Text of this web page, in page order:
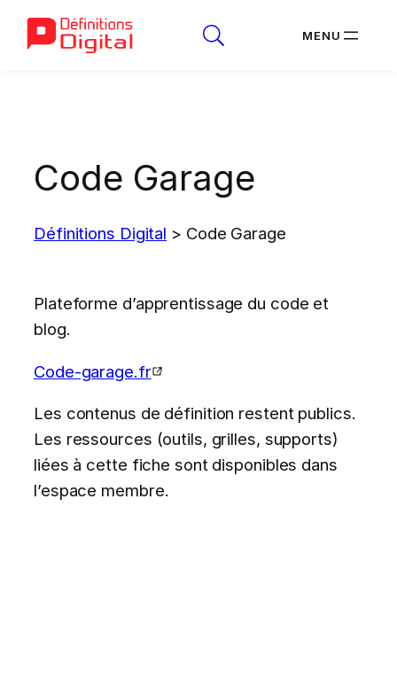
Code Garage
Définitions Digital > Code Garage
Plateforme d’apprentissage du code et
blog.
Code-garage.fr
Les contenus de définition restent publics.
Les ressources (outils, grilles, supports)
liées à cette fiche sont disponibles dans
l’espace membre.